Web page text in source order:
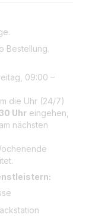
Bestellung.
09:00 –
die Uhr (24/7)
Uhr eingehen,
nächsten